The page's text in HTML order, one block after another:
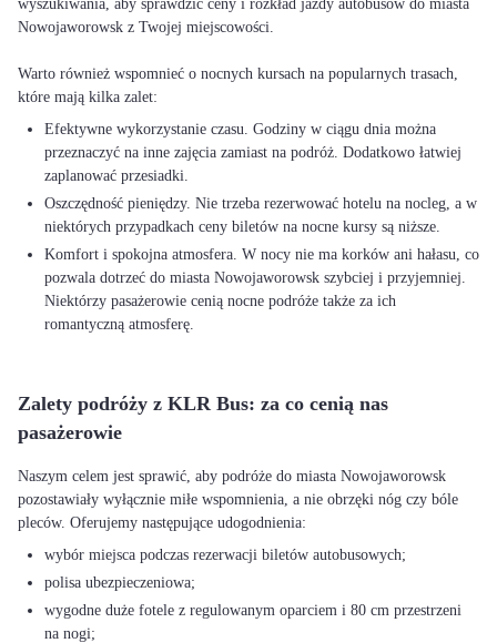
wyszukiwania, aby sprawdzić ceny i rozkład jazdy autobusów do miasta
Nowojaworowsk z Twojej miejscowości.
Warto również wspomnieć o nocnych kursach na popularnych trasach,
Efektywne wykorzystanie czasu. Godziny w ciągu dnia można
przeznaczyć na inne zajęcia zamiast na podróż. Dodatkowo łatwiej
zaplanować przesiadki.
Oszczędność pieniędzy. Nie trzeba rezerwować hotelu na nocleg, a w
niektórych przypadkach ceny biletów na nocne kursy są niższe.
Komfort i spokojna atmosfera. W nocy nie ma korków ani hałasu, co
pozwala dotrzeć do miasta Nowojaworowsk szybciej i przyjemniej.
Niektórzy pasażerowie cenią nocne podróże także za ich
romantyczną atmosferę.
Zalety podróży z KLR Bus: za co cenią nas
pasażerowie
Naszym celem jest sprawić, aby podróże do miasta Nowojaworowsk
pozostawiały wyłącznie miłe wspomnienia, a nie obrzęki nóg czy bóle
wybór miejsca podczas rezerwacji biletów autobusowych;
polisa ubezpieczeniowa;
wygodne duże fotele z regulowanym oparciem i 80 cm przestrzeni
na nogi;